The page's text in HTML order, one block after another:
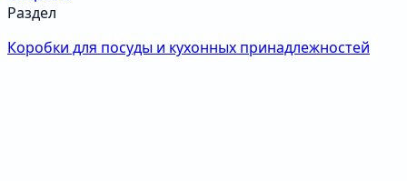
Раздел
Коробки для посуды и кухонных принадлежностей